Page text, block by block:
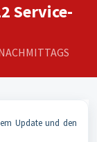
Service-
Update und den